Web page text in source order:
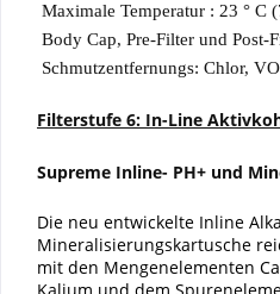
Maximale Temperatur : 23 ° C
Body Cap, Pre-Filter und Post-
Schmutzentfernungs: Chlor,
Filterstufe 6: In-Line
Supreme Inline- PH+ und
Die neu entwickelte Inline
Mineralisierungskartusche
mit den Mengenelementen